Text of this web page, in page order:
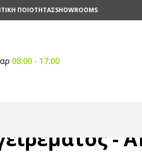
ΠΟΙΟΤΗΤΑΣSHOWROOMS
08:00 - 17:00
-